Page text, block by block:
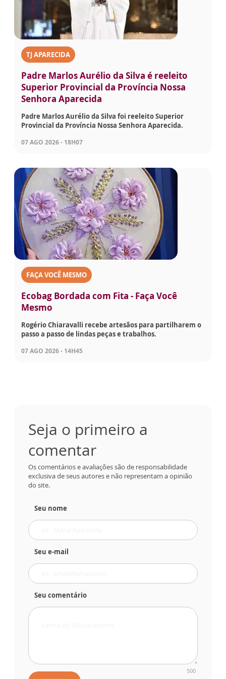
TJ APARECIDA
Padre Marlos Aurélio da Silva é reeleito
Superior Provincial da Província Nossa
Senhora Aparecida
Padre Marlos Aurélio da Silva foi reeleito Superior
Provincial da Província Nossa Senhora Aparecida.
07 AGO 2026 - 18H07
FAÇA VOCÊ MESMO
Ecobag Bordada com Fita - Faça Você
Mesmo
Rogério Chiaravalli recebe artesãos para partilharem o
passo a passo de lindas peças e trabalhos.
07 AGO 2026 - 14H45
Seja o primeiro a
comentar
Os comentários e avaliações são de responsabilidade
exclusiva de seus autores e não representam a opinião
do site.
Seu nome
Seu e-mail
Seu comentário
500